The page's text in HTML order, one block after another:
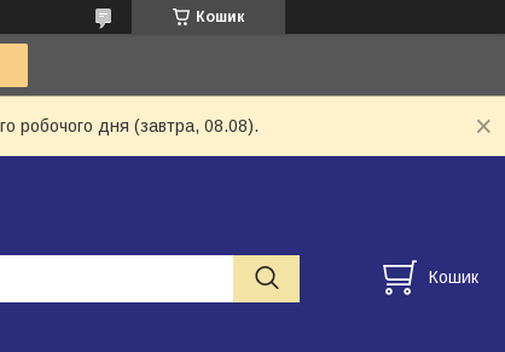
Кошик
робочого дня (завтра, 08.08).
Кошик